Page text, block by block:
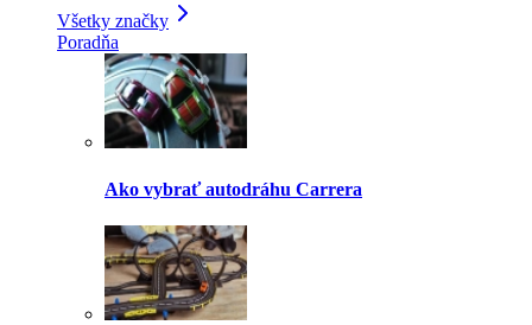
Všetky značky
Poradňa
Ako vybrať autodráhu Carrera